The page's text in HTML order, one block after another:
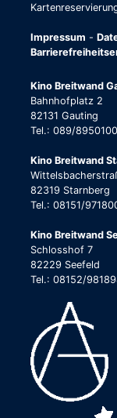
Impressum -
Kino Breitwand
Bahnhofplatz 2
82131 Gauting
Tel.: 089/
Kino Breitwand
82319 Starnberg
Tel.: 08151/
Kino Breitwand
Schlosshof 7
82229 Seefeld
Tel.: 08152/